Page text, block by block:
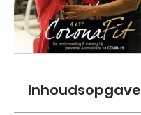
Inhoudsopgave